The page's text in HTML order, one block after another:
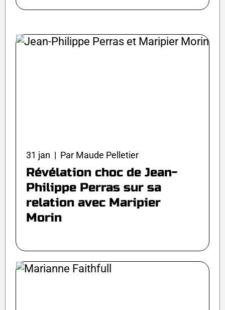
31 jan | Par Maude Pelletier
Révélation choc de Jean-
Philippe Perras sur sa
relation avec Maripier
Morin